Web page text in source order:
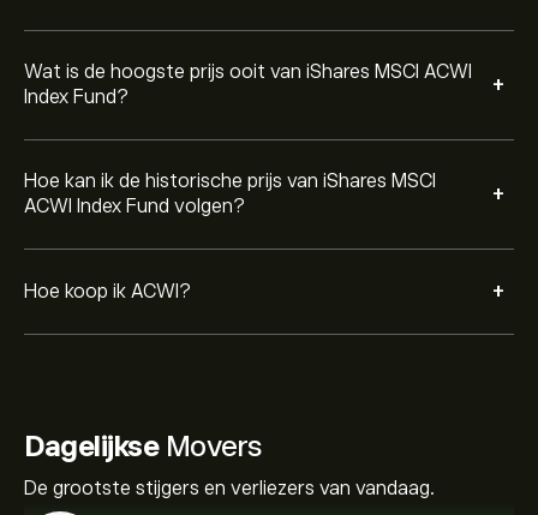
Wat is de hoogste prijs ooit van iShares MSCI ACWI
Index Fund?
+
Hoe kan ik de historische prijs van iShares MSCI
ACWI Index Fund volgen?
+
Hoe koop ik ACWI? +
DagelijkseMovers
De grootste stijgers en verliezers van vandaag.